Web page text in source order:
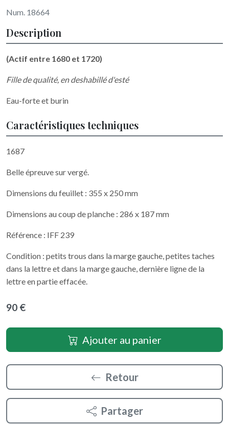
Num. 18664
Description
(Actif entre 1680 et 1720)
Fille de qualité, en deshabillé d'esté
Eau-forte et burin
Caractéristiques techniques
1687
Belle épreuve sur vergé.
Dimensions du feuillet : 355 x 250 mm
Dimensions au coup de planche : 286 x 187 mm
Référence : IFF 239
Condition : petits trous dans la marge gauche, petites taches
dans la lettre et dans la marge gauche, dernière ligne de la
lettre en partie effacée.
90 €
Ajouter au panier
Retour
Partager